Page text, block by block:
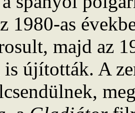
1980-as
majd az
újították. A